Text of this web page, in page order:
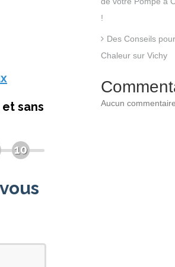
!
Des Conseils
Chaleur sur Vichy
Aucun